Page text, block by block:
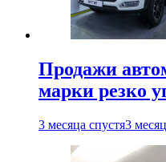
Продажи
марки резко
3 месяца спустя3